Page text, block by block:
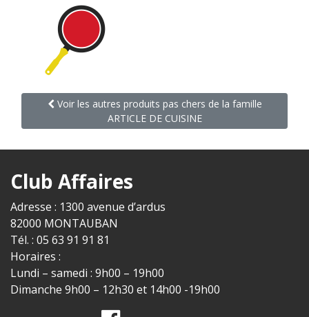
Voir les autres produits pas chers de la famille
ARTICLE DE CUISINE
Club Affaires
Adresse : 1300 avenue d’ardus
82000 MONTAUBAN
Tél. : 05 63 91 91 81
Horaires :
Lundi – samedi : 9h00 – 19h00
Dimanche 9h00 – 12h30 et 14h00 -19h00